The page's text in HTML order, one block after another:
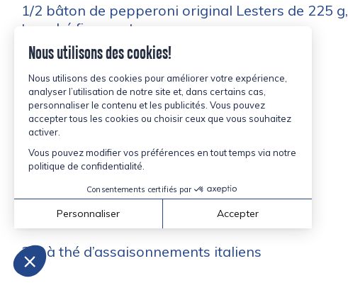
1/2 bâton de pepperoni original Lesters de 225 g,
tranché finement
3 c. à soupe d’huile d’olive
6 champignons blancs tranchés
1/3 de poivron vert émincé
8 tranches de mozzarella
4 tortillas de 25 cm (10 po) de diamètre
1/2 tasse de sauce à pizza
2 c. à thé d’assaisonnements italiens